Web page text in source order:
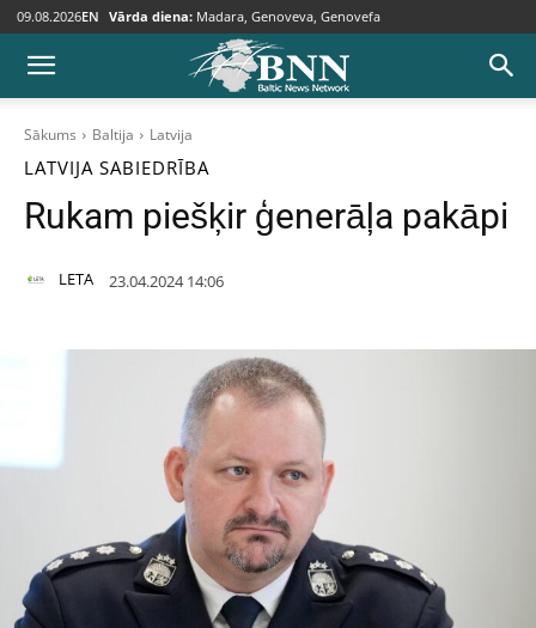
09.08.2026EN Vārda diena: Madara, Genoveva, Genovefa
Sākums Baltija Latvija
LATVIJA SABIEDRĪBA
Rukam piešķir ģenerāļa pakāpi
LETA 23.04.2024 14:06